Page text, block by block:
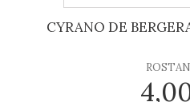
CYRANO DE